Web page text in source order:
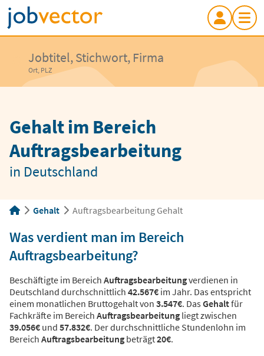
Jobtitel, Stichwort, Firma
Ort, PLZ
Gehalt im Bereich
Auftragsbearbeitung
in Deutschland
Gehalt Auftragsbearbeitung Gehalt
Was verdient man im Bereich
Auftragsbearbeitung?
Beschäftigte im Bereich Auftragsbearbeitungverdienen in
Deutschland durchschnittlich 42.567€ im Jahr. Das entspricht
einem monatlichen Bruttogehalt von 3.547€. DasGehaltfür
Fachkräfte im Bereich Auftragsbearbeitung liegt zwischen
39.056€ und 57.832€. Der durchschnittliche Stundenlohn im
Bereich Auftragsbearbeitung beträgt20€.